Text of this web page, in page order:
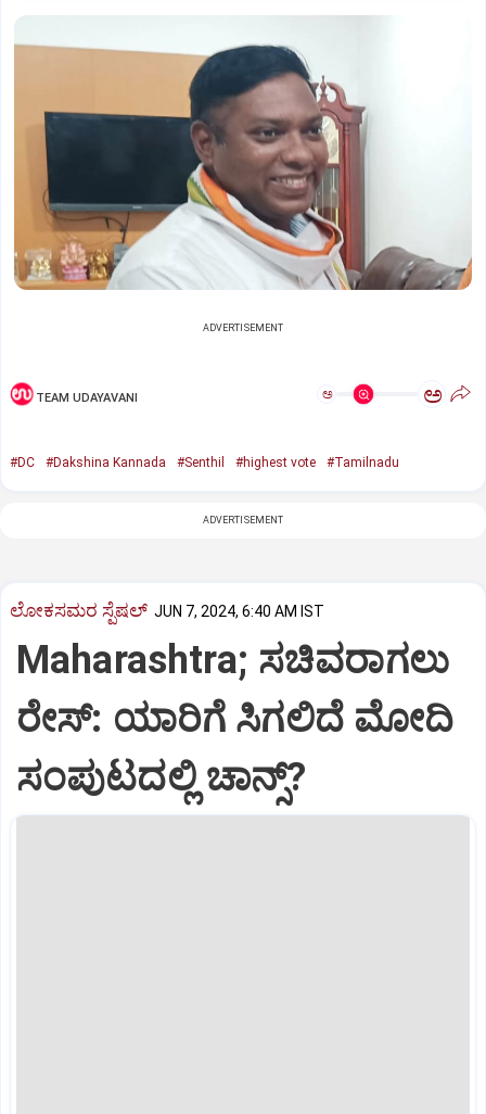
ADVERTISEMENT
TEAM UDAYAVANI ಅ ಅ
#DC #Dakshina Kannada #Senthil #highest vote #Tamilnadu
ADVERTISEMENT
ಲೋಕಸಮರ ಸ್ಪೆಷಲ್‌ JUN 7, 2024, 6:40 AM IST
Maharashtra; ಸಚಿವರಾಗಲು
ರೇಸ್‌: ಯಾರಿಗೆ ಸಿಗಲಿದೆ ಮೋದಿ
ಸಂಪುಟದಲ್ಲಿ ಚಾನ್ಸ್‌?